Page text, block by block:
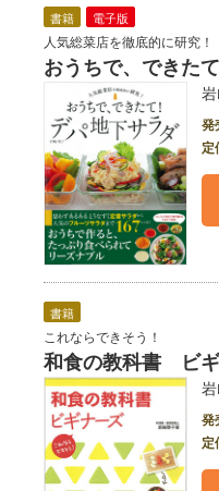
書籍 電子版
人気総菜店を徹底的に研究！
おうちで、できた
発
定
書籍
これならできそう！
和食の教科書 ビ
発
定